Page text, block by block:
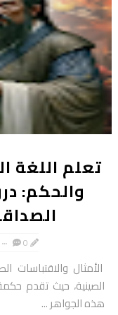
تعلم اللغة
والحكم:
0
الأمثال والاقتباسات
الصينية، حيث تقدم
هذه الجواهر ...